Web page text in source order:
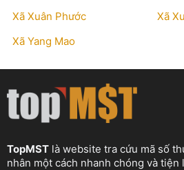
Xã Xuân Phước
Xã
Xã Yang Mao
TopMST là website tra cứu mã số
nhân một cách nhanh chóng và